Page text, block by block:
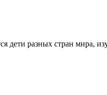
разных стран мира,